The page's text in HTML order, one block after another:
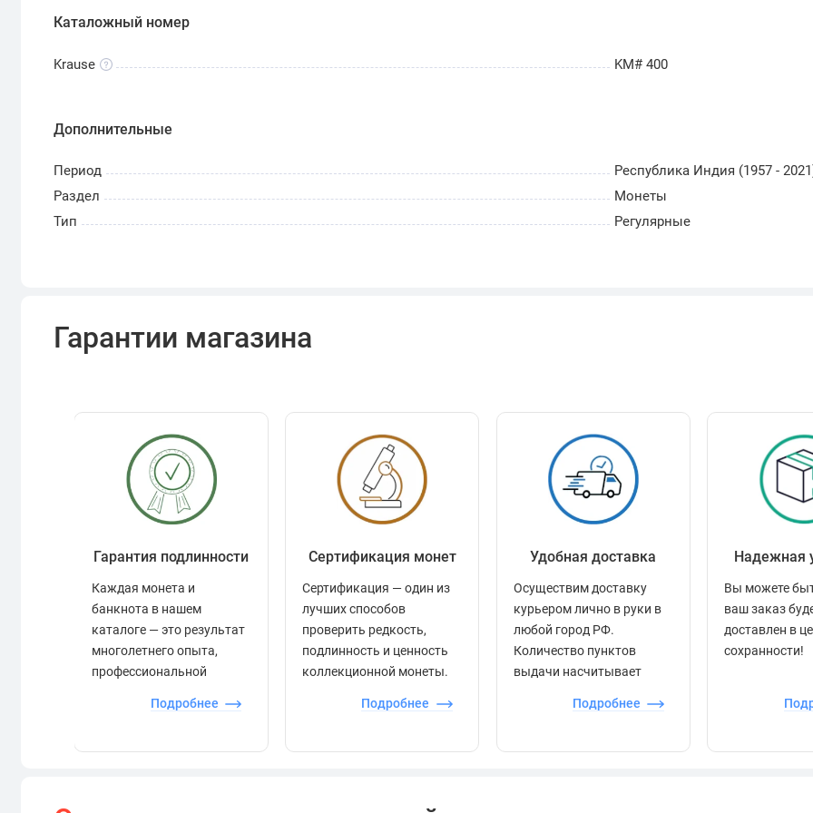
Каталожный номер
Krause KM# 400
Дополнительные
Период
Республика Индия (1957 -
Раздел
Монеты
Тип
Регулярные
Гарантии магазина
Гарантия подлинности
Каждая монета и
банкнота в нашем
каталоге — это результат
многолетнего опыта,
профессиональной
контроля.
Подробнее
Сертификация монет
Сертификация — один из
лучших способов
проверить редкость,
подлинность и ценность
коллекционной монеты.
Подробнее
Удобная доставка
Осуществим доставку
курьером лично в руки в
любой город РФ.
Количество пунктов
выдачи насчитывает
всей стране.
Подробнее
Надежная
Вы можете
ваш заказ
доставлен в
сохранности!